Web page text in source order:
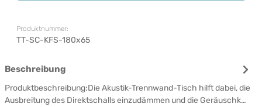
Produktnummer:
TT-SC-KFS-180x65
Beschreibung
Produktbeschreibung:Die Akustik-Trennwand-Tisch hilft dabei, die
Ausbreitung des Direktschalls einzudämmen und die Geräuschk…